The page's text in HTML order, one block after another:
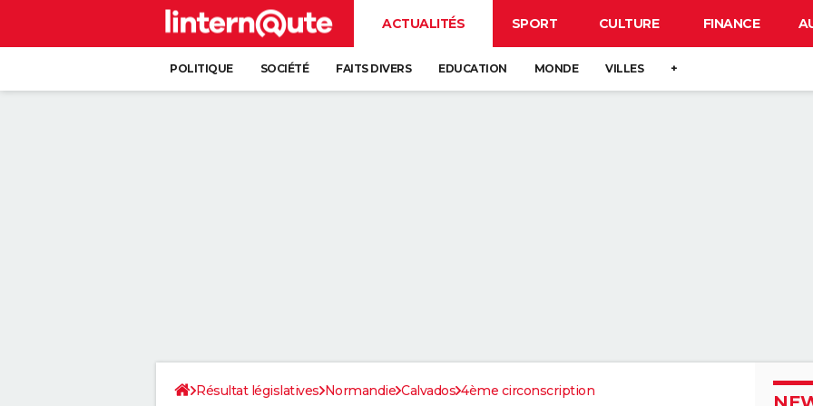
ACTUALITÉS SPORT CULTURE FINANCE
POLITIQUE SOCIÉTÉ FAITS DIVERS EDUCATION MONDE VILLES +
Résultat législatives Normandie Calvados 4ème circonscription